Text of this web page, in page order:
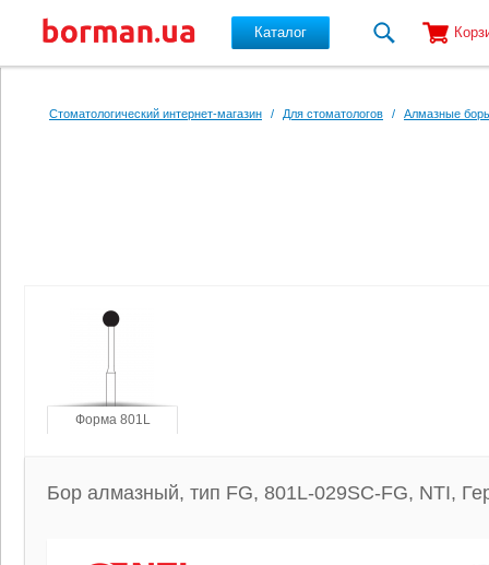
Каталог
Стоматологический интернет-магазин / Для стоматологов / Алмазные
Форма 801L
Бор алмазный, тип FG, 801L-029SC-FG, NTI,